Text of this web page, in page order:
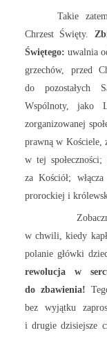
Takie
Chrzest Święty.
Świętego: uwalnia
grzechów, przed
do pozostałych
Wspólnoty, jako
zorganizowanej
prawną w Kościele,
w tej
za Kościół;
prorockiej i
Zobaczmy,
w chwili, kiedy
polanie główki
rewolucja w
do zbawienia!
bez wyjątku
i drugie dzisiejsze